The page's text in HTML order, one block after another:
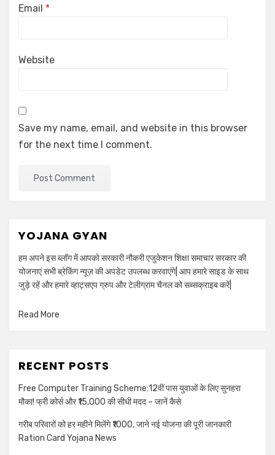
Email *
Website
Save my name, email, and website in this browser
for the next time I comment.
YOJANA GYAN
हम अपने इस ब्लॉग में आपको सरकारी नौकरी एजुकेशन शिक्षा समाचार सरकार की
योजनाएं सभी ब्रेकिंग न्यूज़ की अपडेट उपलब्ध करवाएंगे| आप हमारे साइड के साथ
जुड़े रहें और हमारे व्हाट्सएप ग्रुप और टेलीग्राम चैनल को सब्सक्राइब करें|
Read More
RECENT POSTS
Free Computer Training Scheme:12वीं पास युवाओं के लिए सुनहरा
मौका! फ्री कोर्स और ₹15,000 की सीधी मदद – जानें कैसे
गरीब परिवारों को हर महीने मिलेंगे ₹1000, जाने नई योजना की पूरी जानकारी
Ration Card Yojana News